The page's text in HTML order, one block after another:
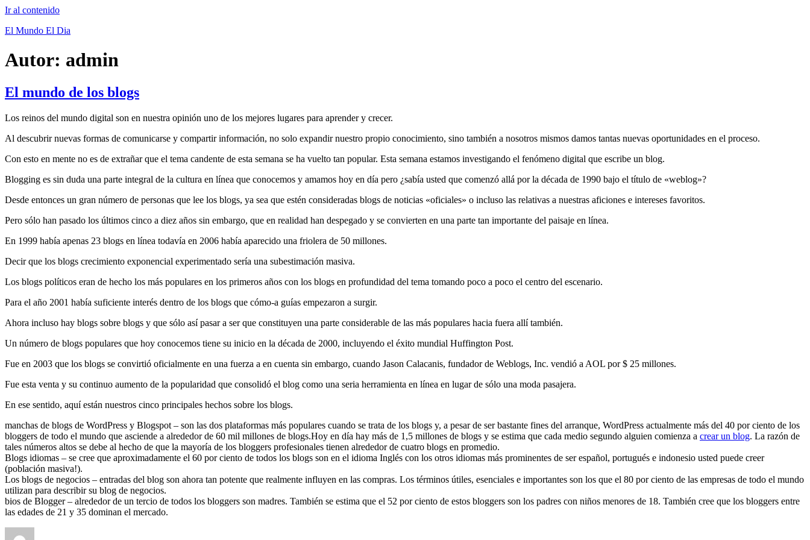
Ir al contenido
El Mundo El Dia
Autor: admin
El mundo de los blogs
Los reinos del mundo digital son en nuestra opinión uno de los mejores lugares para aprender y crecer.
Al descubrir nuevas formas de comunicarse y compartir información, no solo expandir nuestro propio conocimiento, sino también a nosotros mismos damos tantas nuevas oportunidades en el proceso.
Con esto en mente no es de extrañar que el tema candente de esta semana se ha vuelto tan popular. Esta semana estamos investigando el fenómeno digital que escribe un blog.
Blogging es sin duda una parte integral de la cultura en línea que conocemos y amamos hoy en día pero ¿sabía usted que comenzó allá por la década de 1990 bajo el título de «weblog»?
Desde entonces un gran número de personas que lee los blogs, ya sea que estén consideradas blogs de noticias «oficiales» o incluso las relativas a nuestras aficiones e intereses favoritos.
Pero sólo han pasado los últimos cinco a diez años sin embargo, que en realidad han despegado y se convierten en una parte tan importante del paisaje en línea.
En 1999 había apenas 23 blogs en línea todavía en 2006 había aparecido una friolera de 50 millones.
Decir que los blogs crecimiento exponencial experimentado sería una subestimación masiva.
Los blogs políticos eran de hecho los más populares en los primeros años con los blogs en profundidad del tema tomando poco a poco el centro del escenario.
Para el año 2001 había suficiente interés dentro de los blogs que cómo-a guías empezaron a surgir.
Ahora incluso hay blogs sobre blogs y que sólo así pasar a ser que constituyen una parte considerable de las más populares hacia fuera allí también.
Un número de blogs populares que hoy conocemos tiene su inicio en la década de 2000, incluyendo el éxito mundial Huffington Post.
Fue en 2003 que los blogs se convirtió oficialmente en una fuerza a en cuenta sin embargo, cuando Jason Calacanis, fundador de Weblogs, Inc. vendió a AOL por $ 25 millones.
Fue esta venta y su continuo aumento de la popularidad que consolidó el blog como una seria herramienta en línea en lugar de sólo una moda pasajera.
En ese sentido, aquí están nuestros cinco principales hechos sobre los blogs.
manchas de blogs de WordPress y Blogspot – son las dos plataformas más populares cuando se trata de los blogs y, a pesar de ser bastante fines del arranque, WordPress actualmente más del 40 por ciento de los
bloggers de todo el mundo que asciende a alrededor de 60 mil millones de blogs.Hoy en día hay más de 1,5 millones de blogs y se estima que cada medio segundo alguien comienza a crear un blog. La razón de
tales números altos se debe al hecho de que la mayoría de los bloggers profesionales tienen alrededor de cuatro blogs en promedio.
Blogs idiomas – se cree que aproximadamente el 60 por ciento de todos los blogs son en el idioma Inglés con los otros idiomas más prominentes de ser español, portugués e indonesio usted puede creer
(población masiva!).
Los blogs de negocios – entradas del blog son ahora tan potente que realmente influyen en las compras. Los términos útiles, esenciales e importantes son los que el 80 por ciento de las empresas de todo el mundo
utilizan para describir su blog de negocios.
bios de Blogger – alrededor de un tercio de todos los bloggers son madres. También se estima que el 52 por ciento de estos bloggers son los padres con niños menores de 18. También cree que los bloggers entre
las edades de 21 y 35 dominan el mercado.